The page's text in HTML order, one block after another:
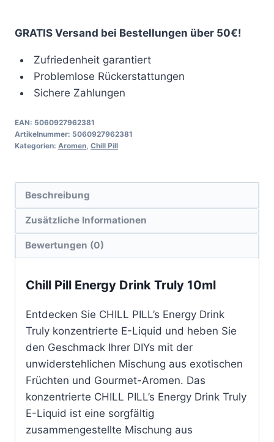
Energy
10ml
GRATIS Versand bei Bestellungen über 50€!
Zufriedenheit garantiert
Problemlose Rückerstattungen
Sichere Zahlungen
EAN: 5060927962381
Artikelnummer: 5060927962381
Kategorien: Aromen, Chill Pill
Beschreibung
Zusätzliche Informationen
Bewertungen (0)
Chill Pill Energy Drink Truly 10ml
Entdecken Sie CHILL PILL’s Energy Drink
Truly konzentrierte E-Liquid und heben Sie
den Geschmack Ihrer DIYs mit der
unwiderstehlichen Mischung aus exotischen
Früchten und Gourmet-Aromen. Das
konzentrierte CHILL PILL’s Energy Drink Truly
E-Liquid ist eine sorgfältig
zusammengestellte Mischung aus